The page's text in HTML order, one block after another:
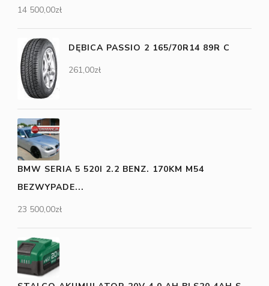
14 500,00zł
DĘBICA PASSIO 2 165/70R14 89R C
261,00zł
BMW SERIA 5 520I 2.2 BENZ. 170KM M54
BEZWYPADE...
23 500,00zł